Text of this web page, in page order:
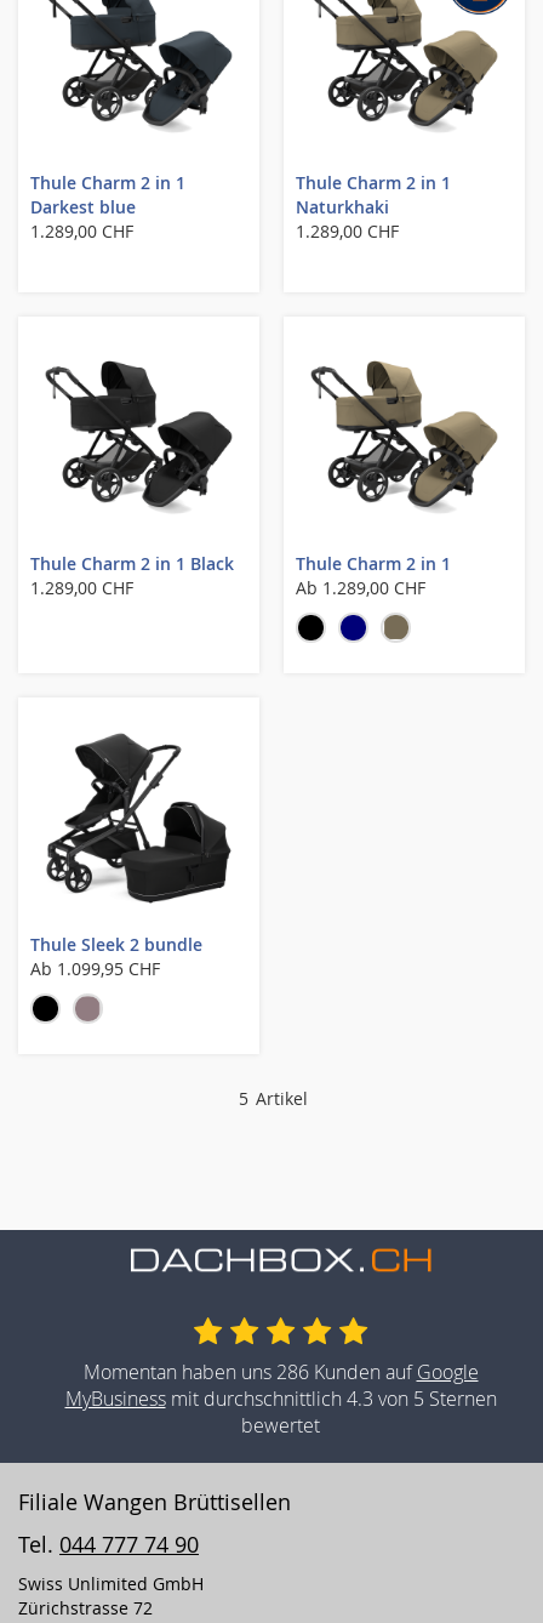
Thule Charm 2 in 1
Darkest blue
1.289,00 CHF
Thule Charm 2 in 1
Naturkhaki
1.289,00 CHF
Thule Charm 2 in 1 Black
1.289,00 CHF
Thule Charm 2 in 1
Ab 1.289,00 CHF
Thule Sleek 2 bundle
Ab 1.099,95 CHF
5 Artikel
Momentan haben uns 286 Kunden aufGoogle
MyBusinessmit durchschnittlich 4.3 von 5 Sternen
bewertet
Filiale Wangen Brüttisellen
Tel. 044 777 74 90
Swiss Unlimited GmbH
Zürichstrasse 72